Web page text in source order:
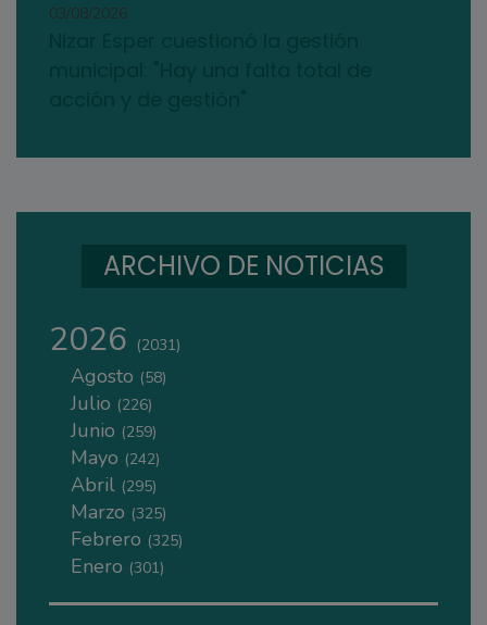
03/08/2026
ARCHIVO DE NOTICIAS
2026 (2031)
Agosto (58)
Julio (226)
Junio (259)
Mayo (242)
Abril (295)
Marzo (325)
Febrero (325)
Enero (301)